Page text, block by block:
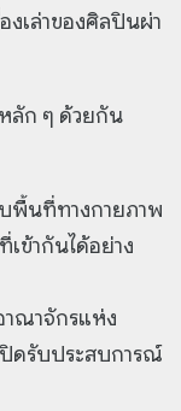
งเล่าของศิลปินผ่า
ลัก ๆ ด้วยกัน
พื้นที่ทางกายภาพ
ข้ากันได้อย่าง
าณาจักรแห่ง
ปิดรับประสบการณ์